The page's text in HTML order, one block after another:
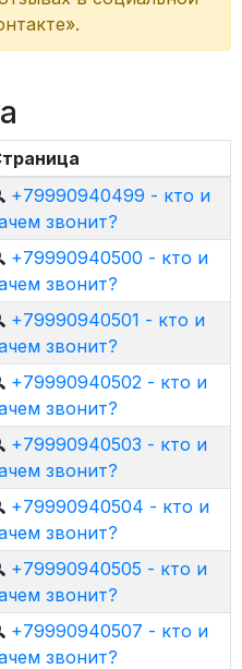
+79990940499 - кто и
звонит?
+79990940500 - кто и
звонит?
+79990940501 - кто и
звонит?
+79990940502 - кто и
звонит?
+79990940503 - кто и
звонит?
+79990940504 - кто и
звонит?
+79990940505 - кто и
звонит?
+79990940507 - кто и
звонит?